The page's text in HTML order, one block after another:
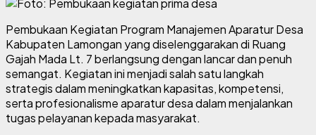
Pembukaan Kegiatan Program Manajemen Aparatur Desa
Kabupaten Lamongan yang diselenggarakan di Ruang
Gajah Mada Lt. 7 berlangsung dengan lancar dan penuh
semangat. Kegiatan ini menjadi salah satu langkah
strategis dalam meningkatkan kapasitas, kompetensi,
serta profesionalisme aparatur desa dalam menjalankan
tugas pelayanan kepada masyarakat.